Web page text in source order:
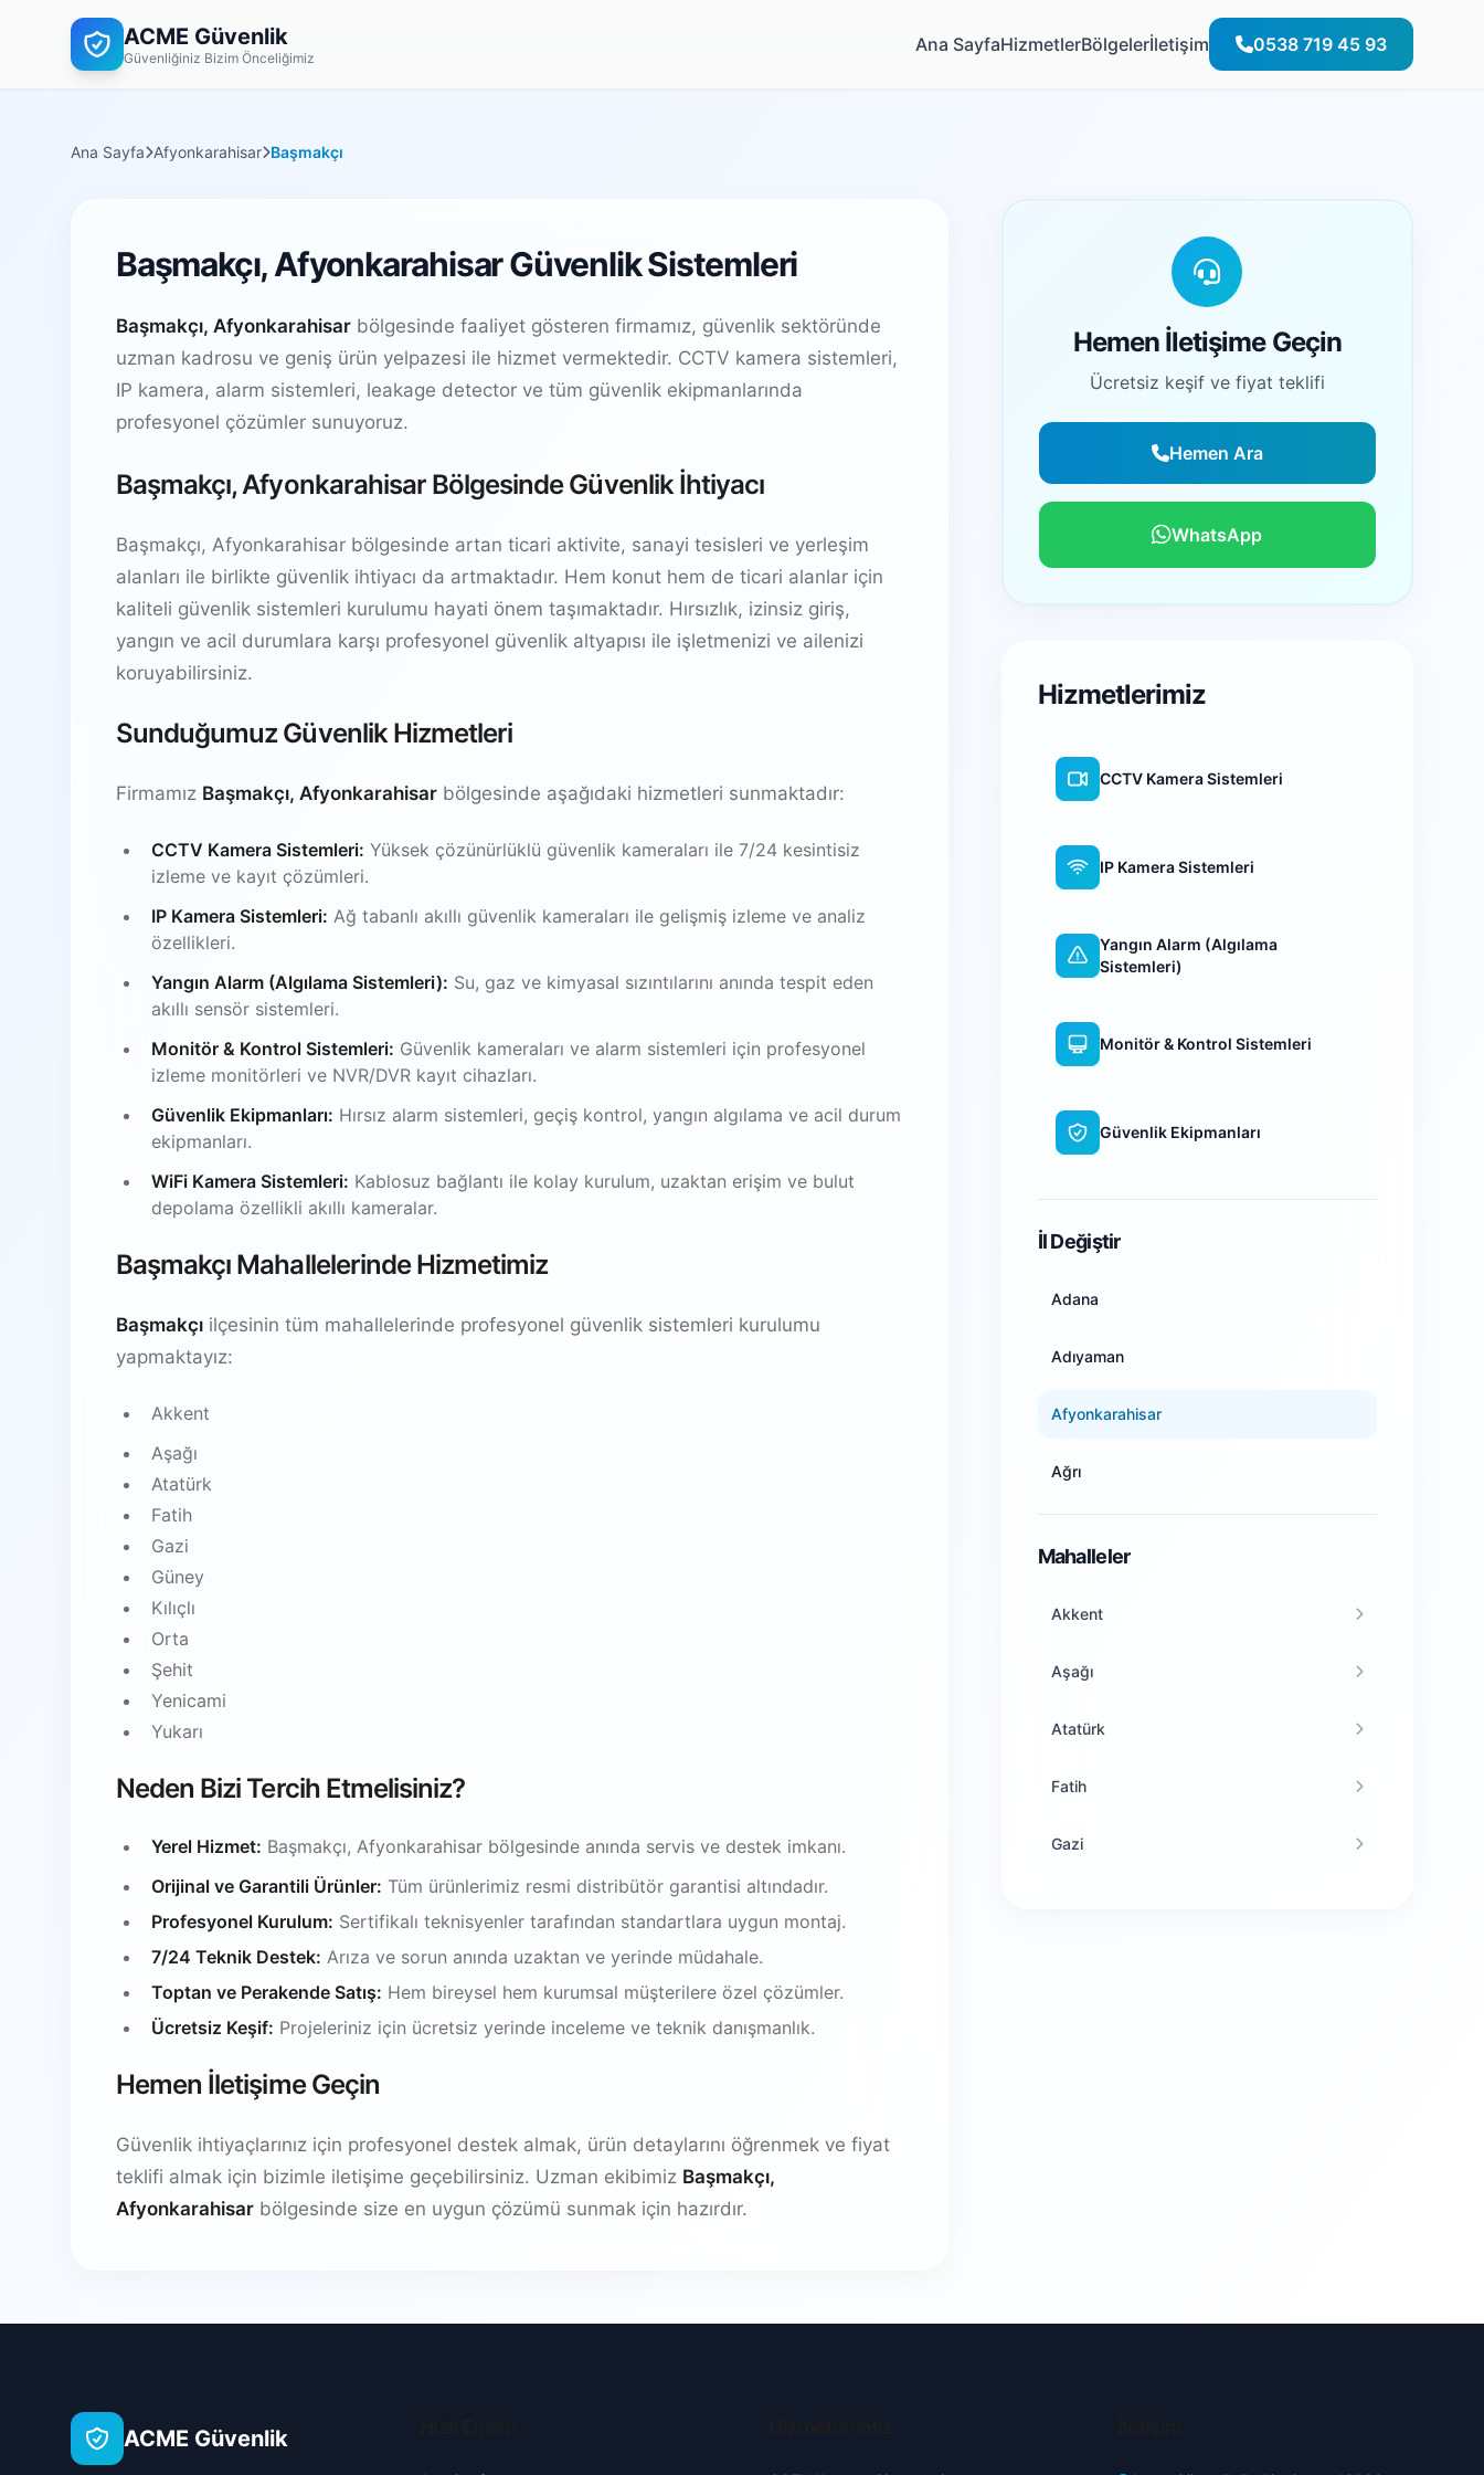
ACME Güvenlik
Güvenliğiniz Bizim Önceliğimiz
Ana SayfaHizmetlerBölgelerİletişim 0538 719 45 93
Ana Sayfa Afyonkarahisar Başmakçı
Başmakçı, Afyonkarahisar Güvenlik Sistemleri
Başmakçı, Afyonkarahisar bölgesinde faaliyet gösteren firmamız, güvenlik sektöründe
uzman kadrosu ve geniş ürün yelpazesi ile hizmet vermektedir. CCTV kamera sistemleri,
IP kamera, alarm sistemleri, leakage detector ve tüm güvenlik ekipmanlarında
profesyonel çözümler sunuyoruz.
Başmakçı, Afyonkarahisar Bölgesinde Güvenlik İhtiyacı
Başmakçı, Afyonkarahisar bölgesinde artan ticari aktivite, sanayi tesisleri ve yerleşim
alanları ile birlikte güvenlik ihtiyacı da artmaktadır. Hem konut hem de ticari alanlar için
kaliteli güvenlik sistemleri kurulumu hayati önem taşımaktadır. Hırsızlık, izinsiz giriş,
yangın ve acil durumlara karşı profesyonel güvenlik altyapısı ile işletmenizi ve ailenizi
koruyabilirsiniz.
Sunduğumuz Güvenlik Hizmetleri
Firmamız Başmakçı, Afyonkarahisar bölgesinde aşağıdaki hizmetleri sunmaktadır:
CCTV Kamera Sistemleri: Yüksek çözünürlüklü güvenlik kameraları ile 7/24 kesintisiz
izleme ve kayıt çözümleri.
IP Kamera Sistemleri: Ağ tabanlı akıllı güvenlik kameraları ile gelişmiş izleme ve analiz
özellikleri.
Yangın Alarm (Algılama Sistemleri): Su, gaz ve kimyasal sızıntılarını anında tespit eden
akıllı sensör sistemleri.
Monitör & Kontrol Sistemleri: Güvenlik kameraları ve alarm sistemleri için profesyonel
izleme monitörleri ve NVR/DVR kayıt cihazları.
Güvenlik Ekipmanları: Hırsız alarm sistemleri, geçiş kontrol, yangın algılama ve acil durum
ekipmanları.
WiFi Kamera Sistemleri: Kablosuz bağlantı ile kolay kurulum, uzaktan erişim ve bulut
depolama özellikli akıllı kameralar.
Başmakçı Mahallelerinde Hizmetimiz
Başmakçı ilçesinin tüm mahallelerinde profesyonel güvenlik sistemleri kurulumu
yapmaktayız:
Akkent
Aşağı
Atatürk
Fatih
Gazi
Güney
Kılıçlı
Orta
Şehit
Yenicami
Yukarı
Neden Bizi Tercih Etmelisiniz?
Yerel Hizmet: Başmakçı, Afyonkarahisar bölgesinde anında servis ve destek imkanı.
Orijinal ve Garantili Ürünler: Tüm ürünlerimiz resmi distribütör garantisi altındadır.
Profesyonel Kurulum: Sertifikalı teknisyenler tarafından standartlara uygun montaj.
7/24 Teknik Destek: Arıza ve sorun anında uzaktan ve yerinde müdahale.
Toptan ve Perakende Satış: Hem bireysel hem kurumsal müşterilere özel çözümler.
Ücretsiz Keşif: Projeleriniz için ücretsiz yerinde inceleme ve teknik danışmanlık.
Hemen İletişime Geçin
Güvenlik ihtiyaçlarınız için profesyonel destek almak, ürün detaylarını öğrenmek ve fiyat
teklifi almak için bizimle iletişime geçebilirsiniz. Uzman ekibimiz Başmakçı,
Afyonkarahisar bölgesinde size en uygun çözümü sunmak için hazırdır.
Hemen İletişime Geçin
Ücretsiz keşif ve fiyat teklifi
Hemen Ara
WhatsApp
Hizmetlerimiz
CCTV Kamera Sistemleri
IP Kamera Sistemleri
Yangın Alarm (Algılama
Sistemleri)
Monitör & Kontrol Sistemleri
Güvenlik Ekipmanları
İl Değiştir
Adana
Adıyaman
Afyonkarahisar
Ağrı
Mahalleler
Akkent
Aşağı
Atatürk
Fatih
Gazi
ACME Güvenlik